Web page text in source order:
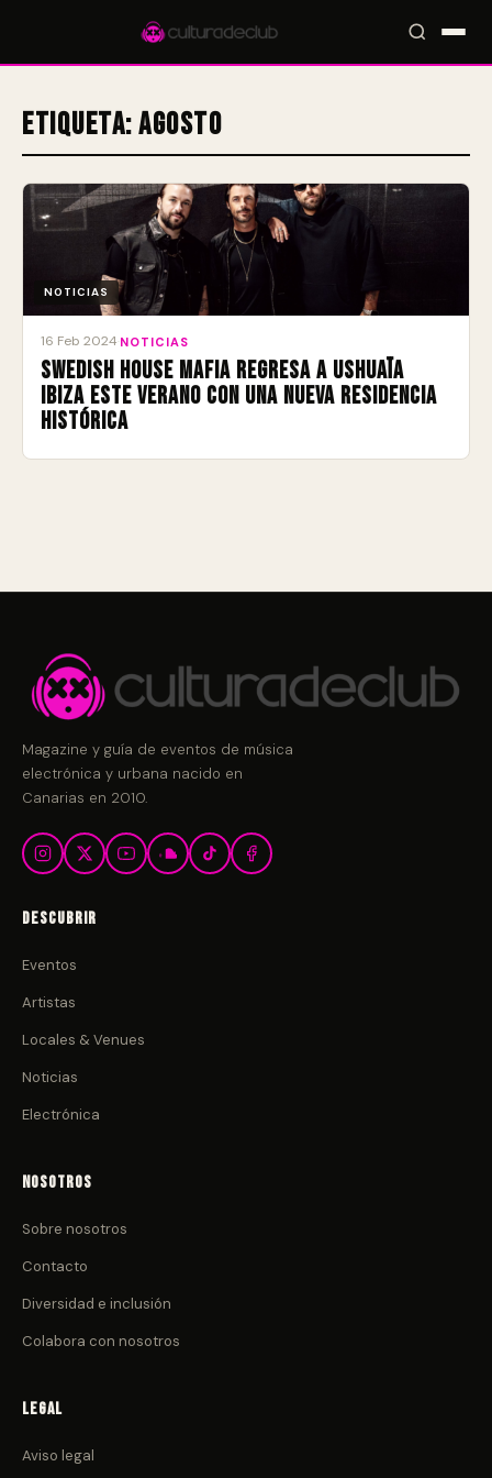
Accesos rápidos:🎪 Eventos🎤 Artistas📍 Locales📰 Magazine
Etiqueta:agosto
NOTICIAS
16 Feb 2024 NOTICIAS
Swedish House Mafia regresa a Ushuaïa
Ibiza este verano con una nueva residencia
histórica
Magazine y guía de eventos de música
electrónica y urbana nacido en
Canarias en 2010.
Descubrir
Eventos
Artistas
Locales & Venues
Noticias
Electrónica
Nosotros
Sobre nosotros
Contacto
Diversidad e inclusión
Colabora con nosotros
Legal
Aviso legal